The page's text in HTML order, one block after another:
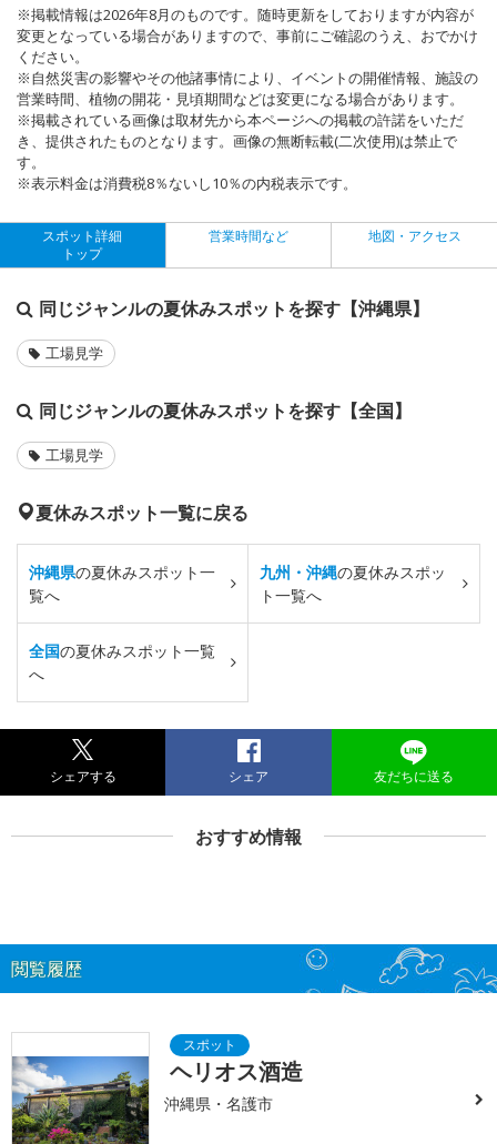
※掲載情報は2026年8月のものです。随時更新をしておりますが内容が
変更となっている場合がありますので、事前にご確認のうえ、おでかけ
ください。
※自然災害の影響やその他諸事情により、イベントの開催情報、施設の
営業時間、植物の開花・見頃期間などは変更になる場合があります。
※掲載されている画像は取材先から本ページへの掲載の許諾をいただ
き、提供されたものとなります。画像の無断転載(二次使用)は禁止で
す。
※表示料金は消費税8％ないし10％の内税表示です。
スポット詳細
トップ
営業時間など 地図・アクセス
同じジャンルの夏休みスポットを探す【沖縄県】
工場見学
同じジャンルの夏休みスポットを探す【全国】
工場見学
夏休みスポット一覧に戻る
沖縄県の夏休みスポット一
覧へ
九州・沖縄の夏休みスポッ
ト一覧へ
全国の夏休みスポット一覧
へ
シェアする シェア 友だちに送る
おすすめ情報
閲覧履歴
ヘリオス酒造
沖縄県・名護市